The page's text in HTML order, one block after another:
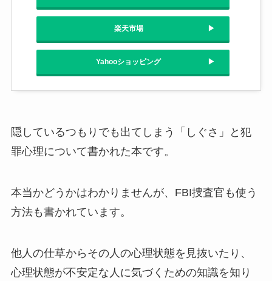
楽天市場
Yahooショッピング
隠しているつもりでも出てしまう「しぐさ」と犯
罪心理について書かれた本です。
本当かどうかはわかりませんが、FBI捜査官も使う
方法も書かれています。
他人の仕草からその人の心理状態を見抜いたり、
心理状態が不安定な人に気づくための知識を知り